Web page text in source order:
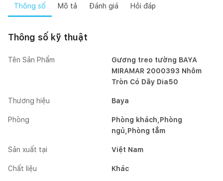
Thông số Mô tả Đánh giá Hỏi đáp
Thông số kỹ thuật
Tên Sản Phẩm
Gương treo tường BAYA
MIRAMAR 2000393 Nhôm
Tròn Có Dây Dia50
Thương hiệu Baya
Phòng
Phòng khách,Phòng
ngủ,Phòng tắm
Sản xuất tại Việt Nam
Chất liệu Khác